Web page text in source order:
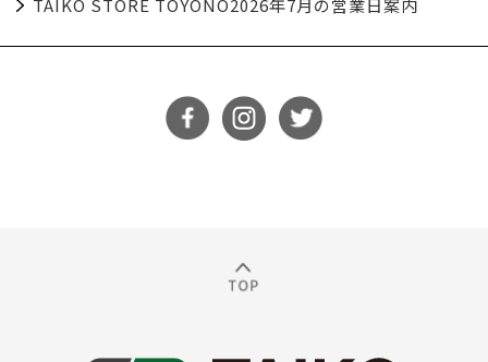
TAIKO STORE TOYONO2026年7月の営業日案内